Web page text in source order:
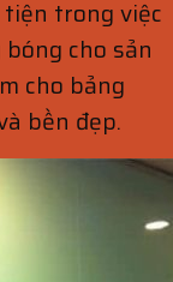
trong việc
cho sản
cho bảng
bền đẹp.